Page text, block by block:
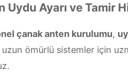
Ayarı ve Tamir
çanak anten kurulumu,
ömürlü sistemler için